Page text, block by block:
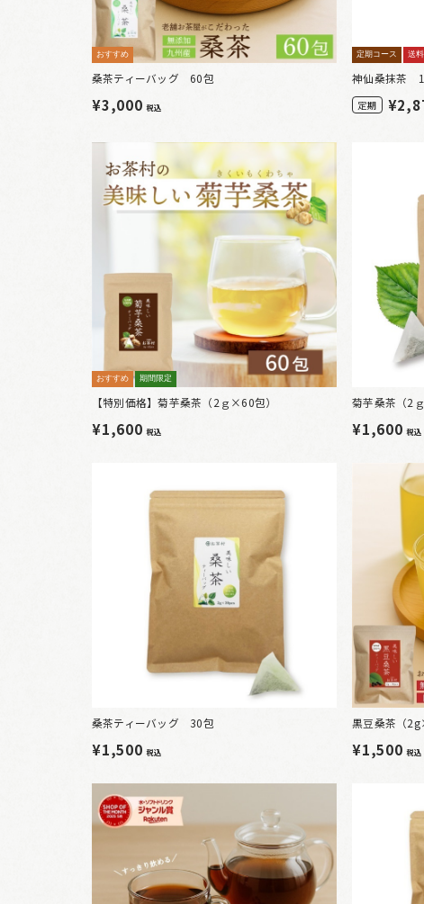
おすすめ
桑茶ティーバッグ 60包
¥3,000税込
定期コース 送
神仙桑抹茶 1
定期 ¥
おすすめ 期間限定
【特別価格】菊芋桑茶（2ｇ×60包）
¥1,600税込
菊芋桑茶（2
¥1,600税込
桑茶ティーバッグ 30包
¥1,500税込
黒豆桑茶（
¥1,500税込